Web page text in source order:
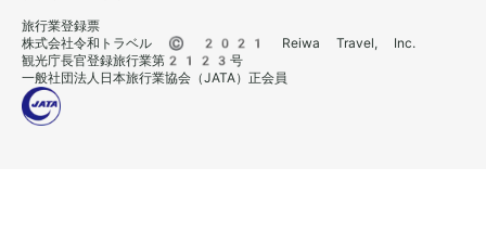
旅行業登録票
株式会社令和トラベル © 2021 Reiwa Travel, Inc.
観光庁長官登録旅行業第2123号
一般社団法人日本旅行業協会（JATA）正会員